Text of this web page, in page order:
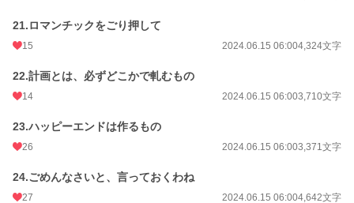
21.ロマンチックをごり押して
15 2024.06.15 06:004,324文字
22.計画とは、必ずどこかで軋むもの
14 2024.06.15 06:003,710文字
23.ハッピーエンドは作るもの
26 2024.06.15 06:003,371文字
24.ごめんなさいと、言っておくわね
27 2024.06.15 06:004,642文字